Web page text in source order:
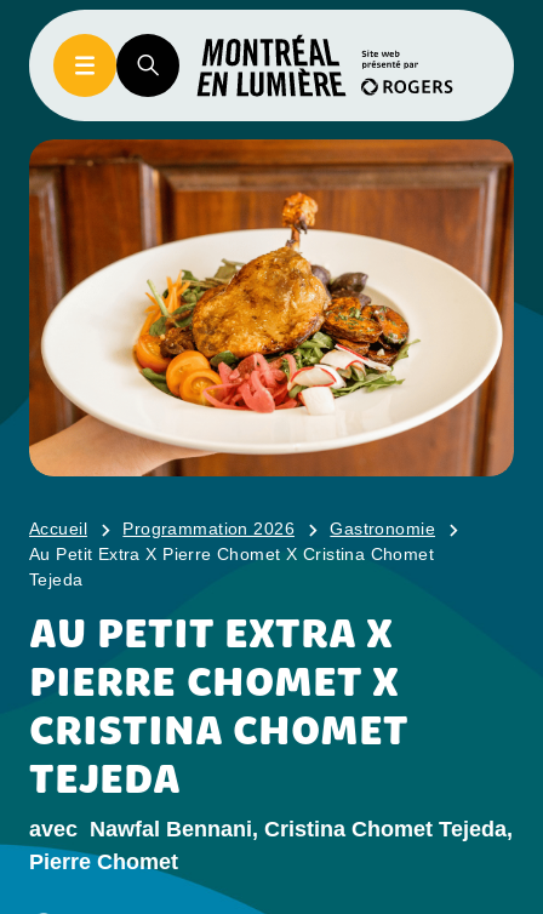
Accueil Programmation 2026
Gastronomie
Au Petit Extra X Pierre Chomet X Cristina Chomet
Tejeda
AU PETIT EXTRA X
PIERRE CHOMET X
CRISTINA CHOMET
TEJEDA
avec Nawfal Bennani, Cristina Chomet Tejeda,
Pierre Chomet